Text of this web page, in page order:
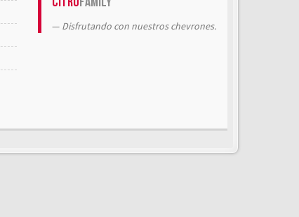
Disfrutando con nuestros chevrones.